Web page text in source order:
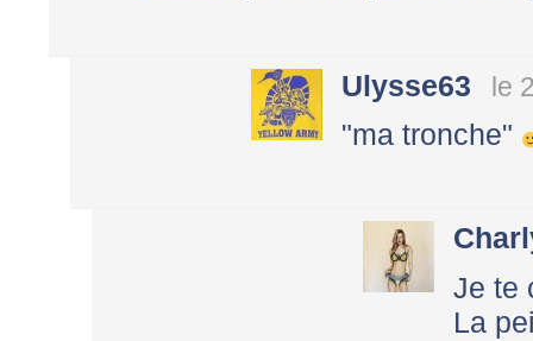
Ulysse63 le
"ma tronche"
Je te
La